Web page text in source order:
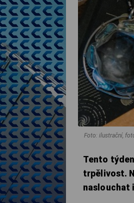
Foto: ilustrační,
Tento
trpělivost.
naslouchat